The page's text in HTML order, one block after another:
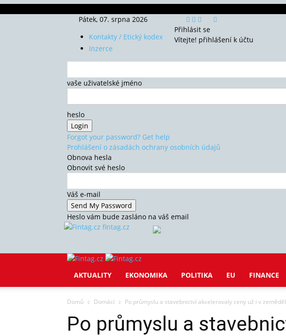
Pátek, 07. srpna 2026
Kontakty / Etický kodex
Inzerce
Přihlásit se
Vítejte! přihlášení k účtu
vaše uživatelské jméno
heslo
Forgot your password? Get help
Prohlášení o zásadách ochrany osobních údajů
Obnova hesla
Obnovit své heslo
Váš e-mail
Heslo vám bude zasláno na váš email
fintag.cz
AKTUALITY EKONOMIKA POLITIKA EU FINANCE
Domů Domácí Po průmyslu a stavebnictví akcelerovaly ceny už i v
Po průmyslu a